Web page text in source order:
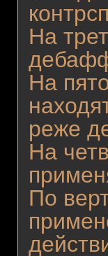
На
На
реже
На
По